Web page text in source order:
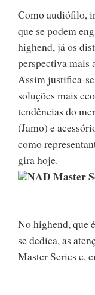
Como audiófilo,
que se podem
highend, já os
perspectiva mais
Assim justifica-
soluções mais
tendências do
(Jamo) e
como
gira hoje.
NAD Master
No highend, que
se dedica, as
Master Series e,